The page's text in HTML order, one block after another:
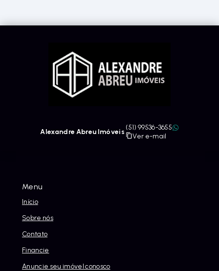
Menu
Início
Sobre nós
Contato
Financie
Anuncie seu imóvel conosco
Alexandre Abreu Imóveis
(51) 99536-3655
Ver e-mail